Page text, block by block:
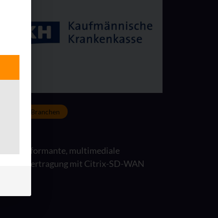
Weitere Branchen
Hochperformante, multimediale
Datenübertragung mit Citrix-SD-WAN